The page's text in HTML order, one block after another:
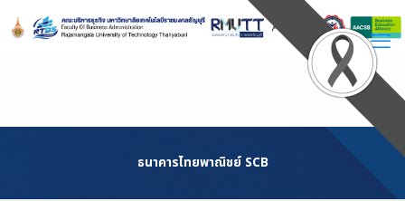
Content
ธนาคารไทยพาณิชย์ SCB